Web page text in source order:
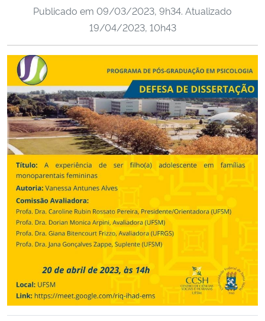
Ministério da Cidadania
Ministério de Minas e Energia
Ministério da Ciência, Tecnologia, Inovações e Comunicações
Ministério do Meio Ambiente
Ministério do Turismo
Ministério do Desenvolvimento Regional
Controladoria-Geral da União
Secretaria-Geral
Publicado em 09/03/2023, 9h34. Atualizado
19/04/2023, 10h43